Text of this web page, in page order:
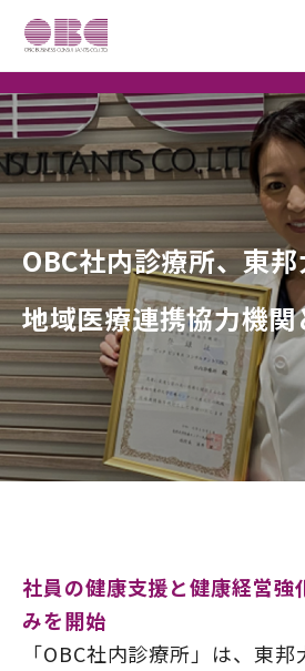
OBC社内診療所、東
地域医療連携協力機
社員の健康支援と健康経営強
みを開始
「OBC社内診療所」は、東